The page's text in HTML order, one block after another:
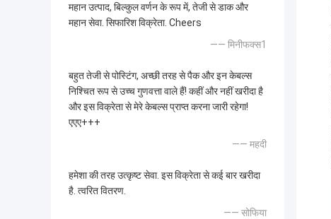
महान उत्पाद, बिल्कुल वर्णन के रूप में, तेजी से डाक और
महान सेवा. सिफारिश विक्रेता. Cheers
—— मिनीफक्स1
बहुत तेजी से पोस्टिंग, अच्छी तरह से पैक और इन केबल्स
निश्चित रूप से उच्च गुणवत्ता वाले हैं! कहीं और नहीं खरीदा है
और इस विक्रेता से मेरे केबल्स प्राप्त करना जारी रहेगा!
एएए+++
—— महदी
हमेशा की तरह उत्कृष्ट सेवा. इस विक्रेता से कई बार खरीदा
है. त्वरित वितरण.
—— सोफिया